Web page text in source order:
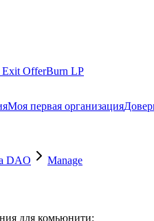
Exit OfferBurn LP
Моя первая организация
DAO Manage
для комьюнити: